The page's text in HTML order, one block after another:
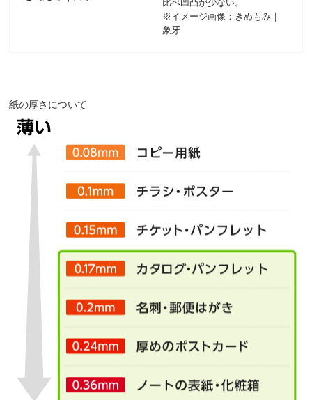
比べ凹凸が少ない。
※イメージ画像：きぬもみ｜
象牙
紙の厚さについて